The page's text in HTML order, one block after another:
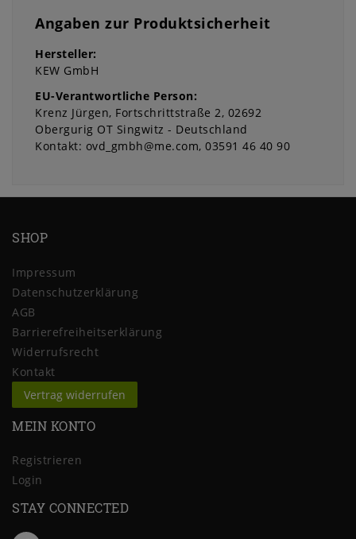
Angaben zur Produktsicherheit
Hersteller:
KEW GmbH
EU-Verantwortliche Person:
Krenz Jürgen Fortschrittstraße 2 02692
Obergurig OT Singwitz
Deutschland
Kontakt: ovd_gmbh@me.com 03591 46 40 90
SHOP
Impressum
Daten­schutz­erklärung
AGB
Barrierefreiheitserklärung
Widerrufs­recht
Kontakt
Vertrag widerrufen
MEIN KONTO
Registrieren
Login
STAY CONNECTED